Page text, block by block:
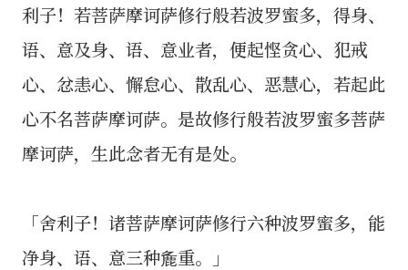
利子！若菩萨摩诃萨修行般若波罗蜜多，得身、
语、意及身、语、意业者，便起悭贪心、犯戒
心、忿恚心、懈怠心、散乱心、恶慧心，若起此
心不名菩萨摩诃萨。是故修行般若波罗蜜多菩萨
摩诃萨，生此念者无有是处。
「舍利子！诸菩萨摩诃萨修行六种波罗蜜多，能
净身、语、意三种麁重。」